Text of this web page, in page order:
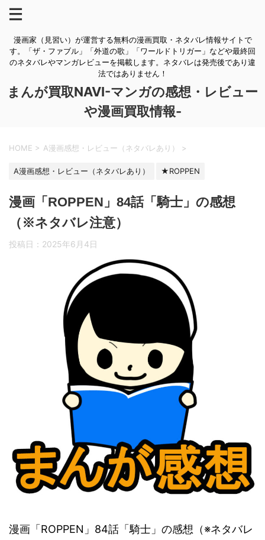
漫画家（見習い）が運営する無料の漫画買取・ネタバレ情報サイトで
す。「ザ・ファブル」「外道の歌」「ワールドトリガー」などや最終回
のネタバレやマンガレビューを掲載します。ネタバレは発売後であり違
法ではありません！
まんが買取NAVI-マンガの感想・レビュー
や漫画買取情報-
HOME > A漫画感想・レビュー（ネタバレあり） >
A漫画感想・レビュー（ネタバレあり） ★ROPPEN
漫画「ROPPEN」84話「騎士」の感想
（※ネタバレ注意）
投稿日： 2025年6月4日
漫画「ROPPEN」84話「騎士」の感想（※ネタバレ